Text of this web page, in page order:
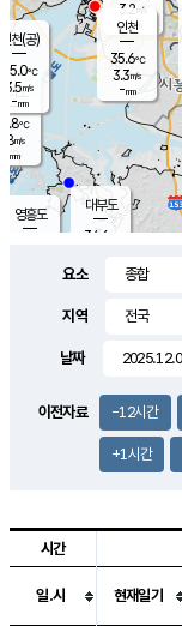
의도
℃
m/s
mm
영흥도
대부도
34.6
3.2 m/s
-mm
인천(공)
35.0℃
3.5m/s
-mm
인천
35.6℃
3.3m/s
-mm
요소
지역
날짜
이전자료 -12시간
+1시간
시간
일.시 현재일기